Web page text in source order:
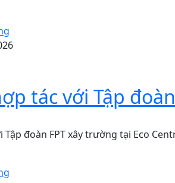
tác với Tập
Tập đoàn FPT xây trường tại Eco